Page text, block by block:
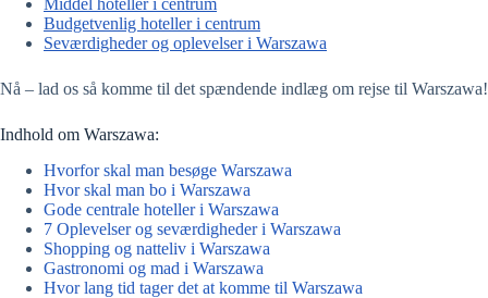
Middel hoteller i centrum
Budgetvenlig hoteller i centrum
Seværdigheder og oplevelser i Warszawa
Nå – lad os så komme til det spændende indlæg om rejse til Warszawa!
Indhold om Warszawa:
Hvorfor skal man besøge Warszawa
Hvor skal man bo i Warszawa
Gode centrale hoteller i Warszawa
7 Oplevelser og seværdigheder i Warszawa
Shopping og natteliv i Warszawa
Gastronomi og mad i Warszawa
Hvor lang tid tager det at komme til Warszawa